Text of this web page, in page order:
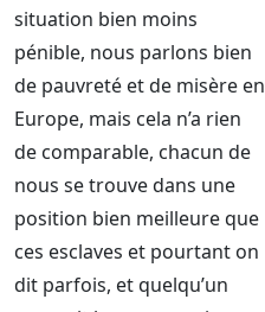
situation bien moins
pénible, nous parlons bien
de pauvreté et de misère en
Europe, mais cela n’a rien
de comparable, chacun de
nous se trouve dans une
position bien meilleure que
ces esclaves et pourtant on
dit parfois, et quelqu’un